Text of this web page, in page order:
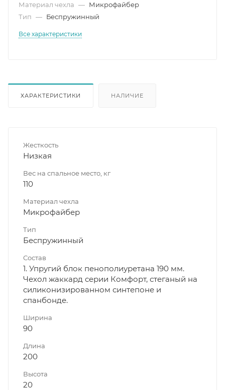
Материал чехла — Микрофайбер
Тип — Беспружинный
Все характеристики
ХАРАКТЕРИСТИКИ НАЛИЧИЕ
Жесткость
Низкая
Вес на спальное место, кг
110
Материал чехла
Микрофайбер
Тип
Беспружинный
Состав
1. Упругий блок пенополиуретана 190 мм.
Чехол жаккард серии Комфорт, стеганый на
силиконизированном синтепоне и
спанбонде.
Ширина
90
Длина
200
Высота
20